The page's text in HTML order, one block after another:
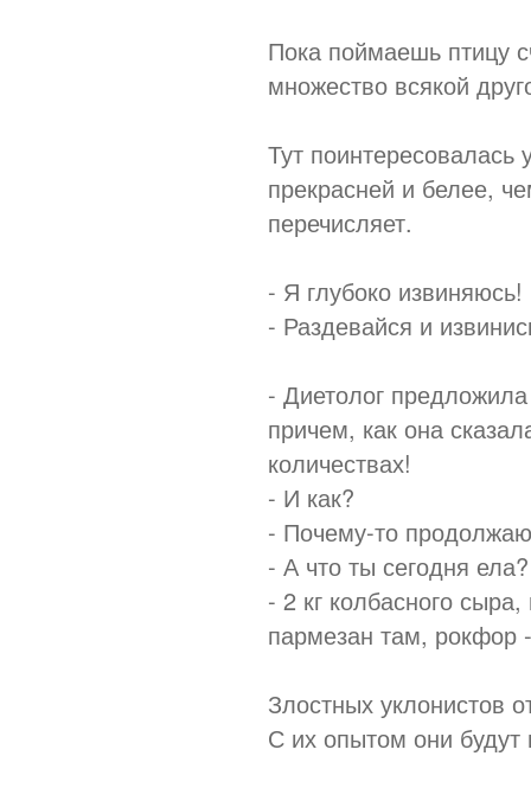
Пока поймаешь птицу
множество всякой
Тут поинтересовалась
прекрасней и белее,
перечисляет.
- Я глубоко извиняюсь!
- Раздевайся и
- Диетолог
причем, как она
количествах!
- И как?
- Почему-то
- А что ты сегодня ела?
- 2 кг колбасного
пармезан там, рокфор
Злостных уклонистов
С их опытом они